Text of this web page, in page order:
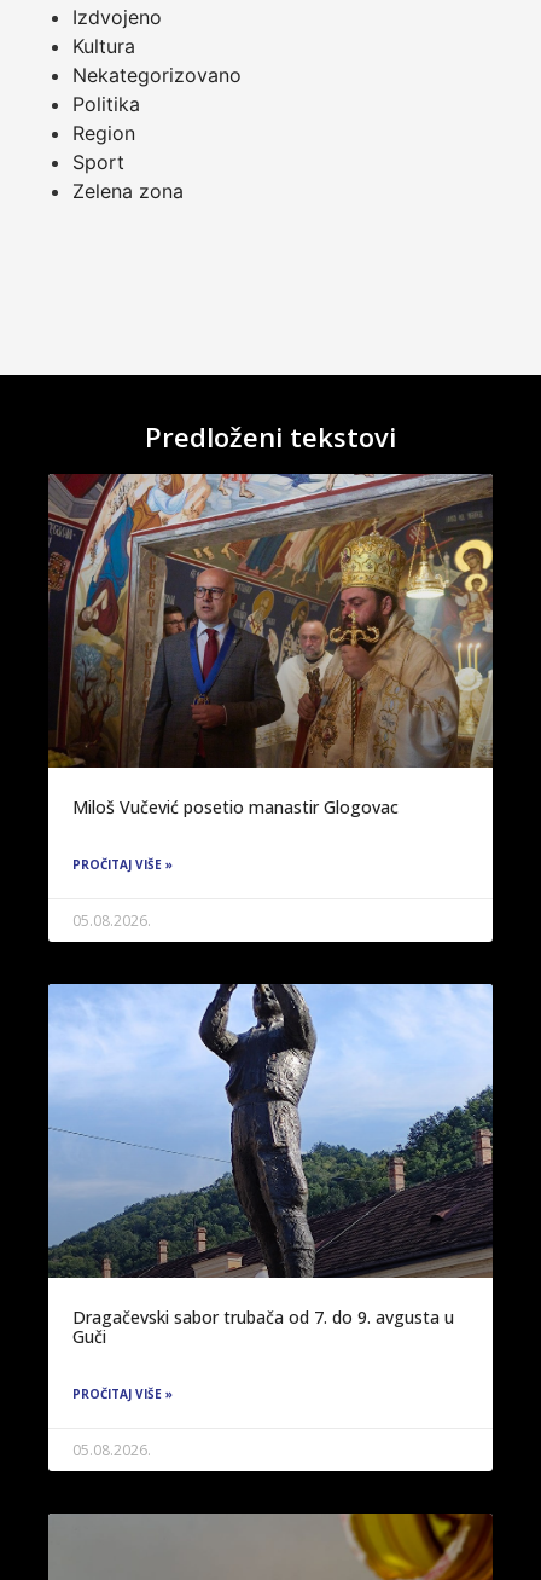
Izdvojeno
Kultura
Nekategorizovano
Politika
Region
Sport
Zelena zona
Predloženi tekstovi
Miloš Vučević posetio manastir Glogovac
PROČITAJ VIŠE »
05.08.2026.
Dragačevski sabor trubača od 7. do 9. avgusta u
Guči
PROČITAJ VIŠE »
05.08.2026.